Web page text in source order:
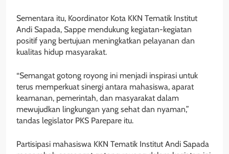
Sementara itu, Koordinator Kota KKN Tematik Institut
Andi Sapada, Sappe mendukung kegiatan-kegiatan
positif yang bertujuan meningkatkan pelayanan dan
kualitas hidup masyarakat.
“Semangat gotong royong ini menjadi inspirasi untuk
terus memperkuat sinergi antara mahasiswa, aparat
keamanan, pemerintah, dan masyarakat dalam
mewujudkan lingkungan yang sehat dan nyaman,”
tandas legislator PKS Parepare itu.
Partisipasi mahasiswa KKN Tematik Institut Andi Sapada